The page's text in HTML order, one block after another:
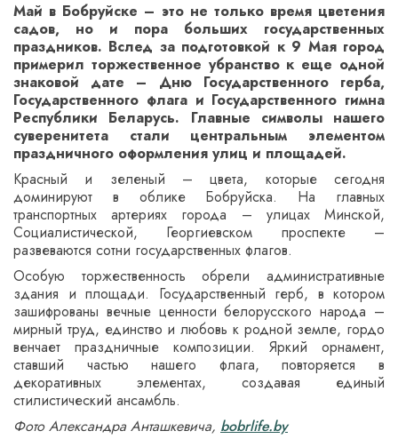
Май в Бобруйске – это не только время цветения
садов, но и пора больших государственных
праздников. Вслед за подготовкой к 9 Мая город
примерил торжественное убранство к еще одной
знаковой дате – Дню Государственного герба,
Государственного флага и Государственного гимна
Республики Беларусь. Главные символы нашего
суверенитета стали центральным элементом
праздничного оформления улиц и площадей.
Красный и зеленый – цвета, которые сегодня
доминируют в облике Бобруйска. На главных
транспортных артериях города – улицах Минской,
Социалистической, Георгиевском проспекте –
развеваются сотни государственных флагов.
Особую торжественность обрели административные
здания и площади. Государственный герб, в котором
зашифрованы вечные ценности белорусского народа –
мирный труд, единство и любовь к родной земле, гордо
венчает праздничные композиции. Яркий орнамент,
ставший частью нашего флага, повторяется в
декоративных элементах, создавая единый
стилистический ансамбль.
Фото Александра Анташкевича, bobrlife.by